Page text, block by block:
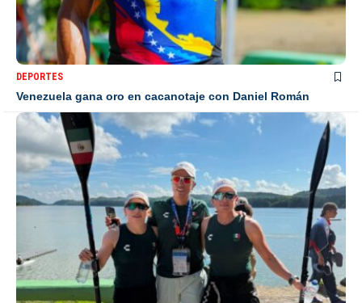
DEPORTES
Venezuela gana oro en cacanotaje con Daniel Román